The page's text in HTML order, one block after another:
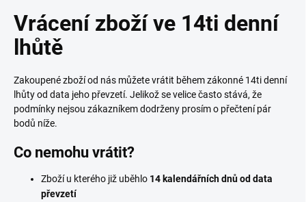
Vrácení zboží ve 14ti denní
lhůtě
Zakoupené zboží od nás můžete vrátit během zákonné 14ti denní
lhůty od data jeho převzetí. Jelikož se velice často stává, že
podmínky nejsou zákazníkem dodrženy prosím o přečtení pár
bodů níže.
Co nemohu vrátit?
Zboží u kterého již uběhlo 14 kalendářních dnů od data
převzetí